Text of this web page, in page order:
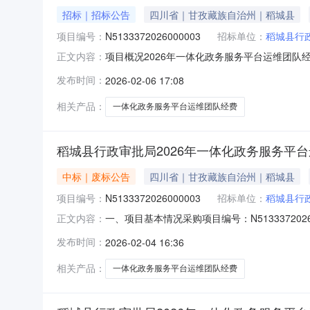
招标｜招标公告
四川省｜甘孜藏族自治州｜稻城县
项目编号： N5133372026000003 招标单位： 稻城县行
正文内容： 项目概况2026年一体化政务服务平台运维团队
一体化政务服务平台运维团队经费(二次)采购
发布时间： 2026-02-06 17:08
相关产品：
一体化政务服务平台运维团队经费
稻城县行政审批局2026年一体化政务服务平
中标｜废标公告
四川省｜甘孜藏族自治州｜稻城县
项目编号： N5133372026000003 招标单位： 稻城县行
正文内容： 一、项目基本情况采购项目编号：
名称：稻城县行政审批局地址：稻城县贡巴路
段
发布时间： 2026-02-04 16:36
相关产品：
一体化政务服务平台运维团队经费